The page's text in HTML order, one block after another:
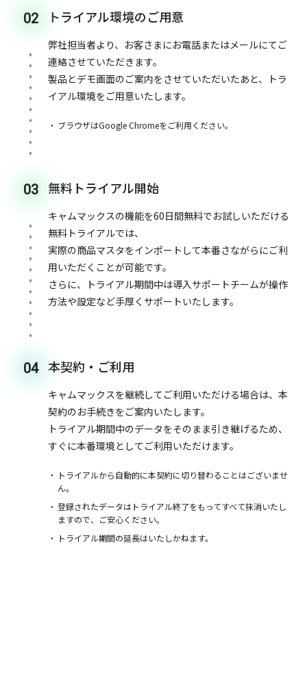
02 トライアル環境のご用意
弊社担当者より、お客さまにお電話またはメールにてご
連絡させていただきます。
製品とデモ画面のご案内をさせていただいたあと、トラ
イアル環境をご用意いたします。
ブラウザはGoogle Chromeをご利用ください。
03 無料トライアル開始
キャムマックスの機能を60日間無料でお試しいただける
無料トライアルでは、
実際の商品マスタをインポートして本番さながらにご利
用いただくことが可能です。
さらに、トライアル期間中は導入サポートチームが操作
方法や設定など手厚くサポートいたします。
04 本契約・ご利用
キャムマックスを継続してご利用いただける場合は、本
契約のお手続きをご案内いたします。
トライアル期間中のデータをそのまま引き継げるため、
すぐに本番環境としてご利用いただけます。
トライアルから自動的に本契約に切り替わることはございませ
ん。
登録されたデータはトライアル終了をもってすべて抹消いたし
ますので、ご安心ください。
トライアル期間の延長はいたしかねます。